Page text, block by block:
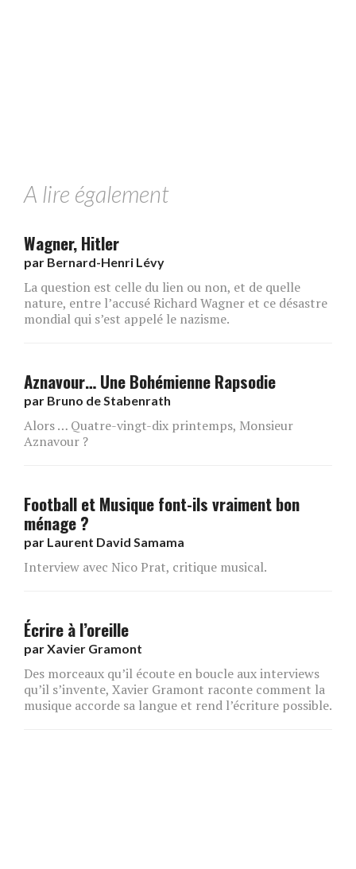
A lire également
Wagner, Hitler
par Bernard-Henri Lévy
La question est celle du lien ou non, et de quelle
nature, entre l’accusé Richard Wagner et ce désastre
mondial qui s’est appelé le nazisme.
Aznavour… Une Bohémienne Rapsodie
par Bruno de Stabenrath
Alors … Quatre-vingt-dix printemps, Monsieur
Aznavour ?
Football et Musique font-ils vraiment bon
ménage ?
par Laurent David Samama
Interview avec Nico Prat, critique musical.
Écrire à l’oreille
parXavier Gramont
Des morceaux qu’il écoute en boucle aux interviews
qu’il s’invente, Xavier Gramont raconte comment la
musique accorde sa langue et rend l’écriture possible.